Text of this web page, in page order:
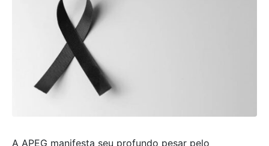
A APEG manifesta seu profundo pesar pelo